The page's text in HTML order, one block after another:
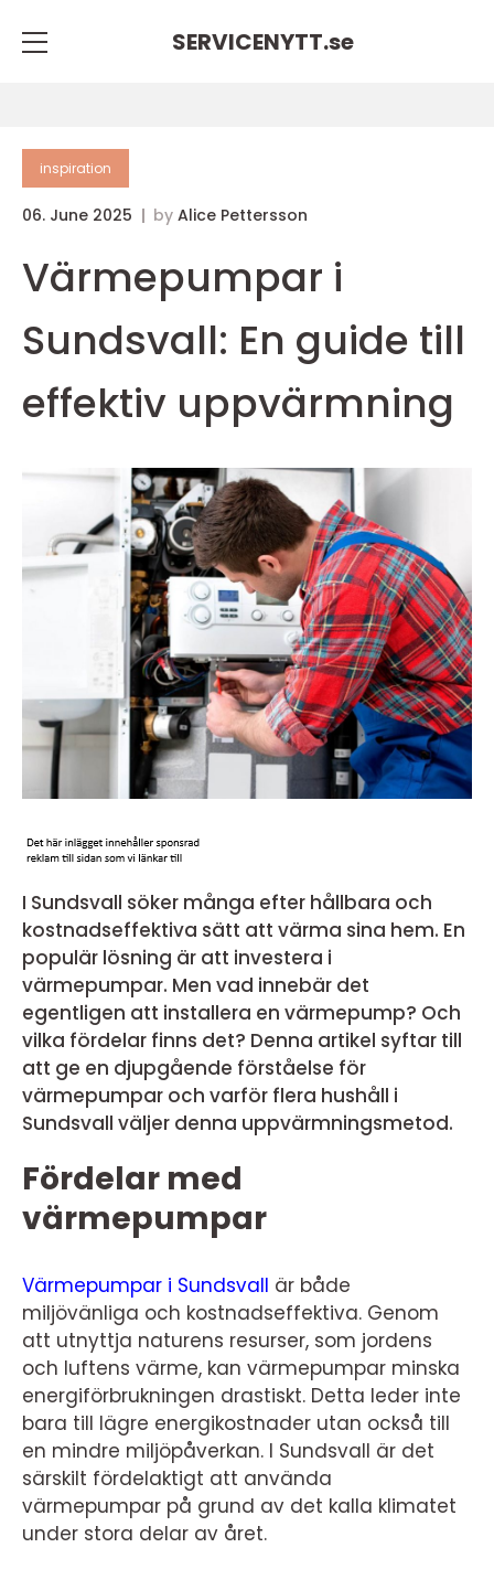
SERVICENYTT.se
inspiration
06. June 2025 by Alice Pettersson
Värmepumpar i
Sundsvall: En guide till
effektiv uppvärmning
I Sundsvall söker många efter hållbara och
kostnadseffektiva sätt att värma sina hem. En
populär lösning är att investera i
värmepumpar. Men vad innebär det
egentligen att installera en värmepump? Och
vilka fördelar finns det? Denna artikel syftar till
att ge en djupgående förståelse för
värmepumpar och varför flera hushåll i
Sundsvall väljer denna uppvärmningsmetod.
Fördelar med
värmepumpar
Värmepumpar i Sundsvall är både
miljövänliga och kostnadseffektiva. Genom
att utnyttja naturens resurser, som jordens
och luftens värme, kan värmepumpar minska
energiförbrukningen drastiskt. Detta leder inte
bara till lägre energikostnader utan också till
en mindre miljöpåverkan. I Sundsvall är det
särskilt fördelaktigt att använda
värmepumpar på grund av det kalla klimatet
under stora delar av året.